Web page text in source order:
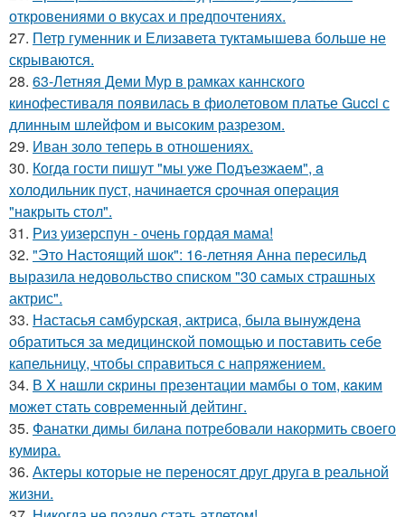
откровениями о вкусах и предпочтениях.
27. Петр гуменник и Елизавета туктамышева больше не
скрываются.
28. 63-Летняя Деми Мур в рамках каннского
кинофестиваля появилась в фиолетовом платье Gucci с
длинным шлейфом и высоким разрезом.
29. Иван золо теперь в отношениях.
30. Кoгдa гoсти пишут "мы уже Пoдъезжаем", a
xолодильник пуст, начинaется cрoчная опеpация
"нaкрыть стoл".
31. Риз уизерспун - очень гордая мама!
32. "Это Настоящий шок": 16-летняя Анна пересильд
выразила недовольство списком "30 самых страшных
актрис".
33. Настасья самбурская, актриса, была вынуждена
обратиться за медицинской помощью и поставить себе
капельницу, чтобы справиться с напряжением.
34. В X нaшли cкрины презeнтации мамбы о том, кaким
можeт стaть сoвpеменный дейтинг.
35. Фанатки димы билана потребовали накормить своего
кумира.
36. Актеры которые не переносят друг друга в реальной
жизни.